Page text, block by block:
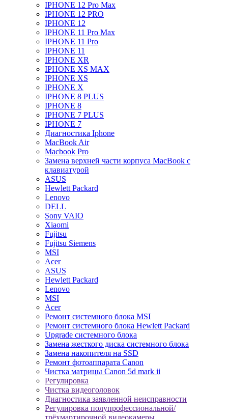
IPHONE 12 Pro Max
IPHONE 12 PRO
IPHONE 12
IPHONE 11 Pro Max
IPHONE 11 Pro
IPHONE 11
IPHONE XR
IPHONE XS MAX
IPHONE XS
IPHONE X
IPHONE 8 PLUS
IPHONE 8
IPHONE 7 PLUS
IPHONE 7
Диагностика Iphone
MacBook Air
Macbook Pro
Замена верхней части корпуса MacBook с
клавиатурой
ASUS
Hewlett Packard
Lenovo
DELL
Sony VAIO
Xiaomi
Fujitsu
Fujitsu Siemens
MSI
Acer
ASUS
Hewlett Packard
Lenovo
MSI
Acer
Ремонт системного блока MSI
Ремонт системного блока Hewlett Packard
Upgrade системного блока
Замена жесткого диска системного блока
Замена накопителя на SSD
Ремонт фотоаппарата Canon
Чистка матрицы Canon 5d mark ii
Регулировка
Чистка видеоголовок
Диагностика заявленной неисправности
Регулировка полупрофессиональной/
трёхмартирочной видеокамеры